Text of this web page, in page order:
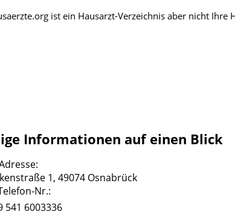
Informationen auf einen Blick
1, 49074 Osnabrück
Nr.:
541 6003336